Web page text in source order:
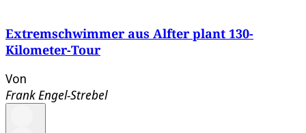
Extremschwimmer aus Alfter plant 130-
Kilometer-Tour
Von
Frank Engel-Strebel